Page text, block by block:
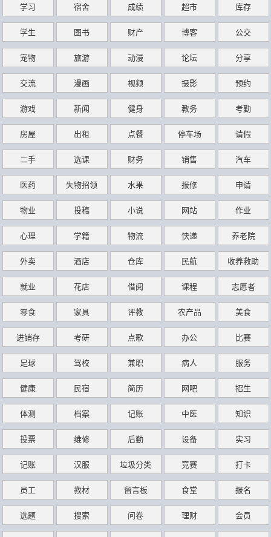
学习 宿舍 成绩 超市 库存
学生 图书 财产 博客 公交
宠物 旅游 动漫 论坛 分享
交流 漫画 视频 摄影 预约
游戏 新闻 健身 教务 考勤
房屋 出租 点餐 停车场 请假
二手 选课 财务 销售 汽车
医药 失物招领 水果 报修 申请
物业 投稿 小说 网站 作业
心理 学籍 物流 快递 养老院
外卖 酒店 仓库 民航 收养救助
就业 花店 借阅 课程 志愿者
零食 家具 评教 农产品 美食
进销存 考研 点歌 办公 比赛
足球 驾校 兼职 病人 服务
健康 民宿 简历 网吧 招生
体测 档案 记账 中医 知识
投票 维修 后勤 设备 实习
记账 汉服 垃圾分类 竞赛 打卡
员工 教材 留言板 食堂 报名
选题 搜索 问卷 理财 会员